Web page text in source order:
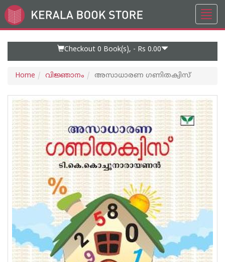
Go
to
Checkout 0 Book(s), - Rs 0.00
Home വിജ്ഞാനം അസാധാരണ ഗണിതക്വിസ്